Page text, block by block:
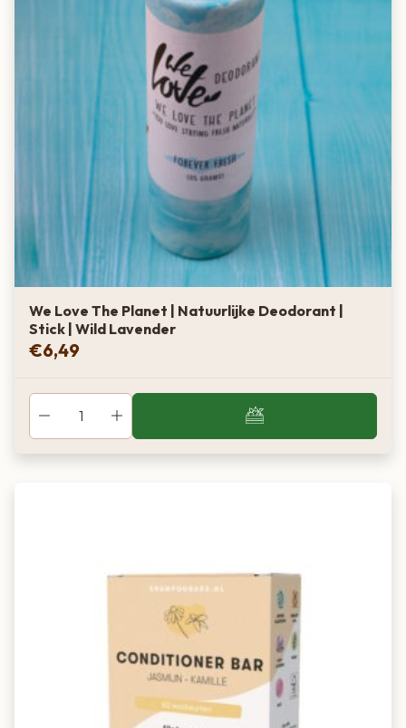
We Love The Planet | Natuurlijke Deodorant |
Stick | Wild Lavender
€6,49